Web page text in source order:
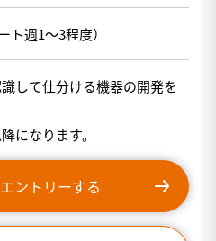
ト週1〜3程度）
して仕分ける機器の開発を
になります。
ントリーする